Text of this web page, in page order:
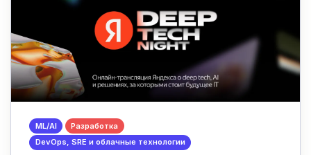
ML/AI
Разработка
DevOps, SRE и облачные технологии